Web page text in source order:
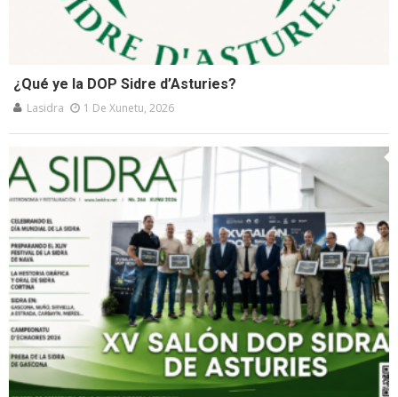
¿Qué ye la DOP Sidre d’Asturies?
Lasidra 1 De Xunetu, 2026